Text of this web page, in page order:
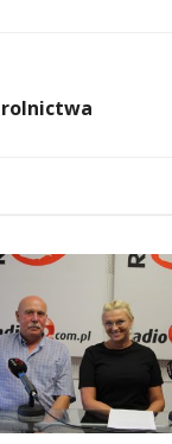
rolnictwa